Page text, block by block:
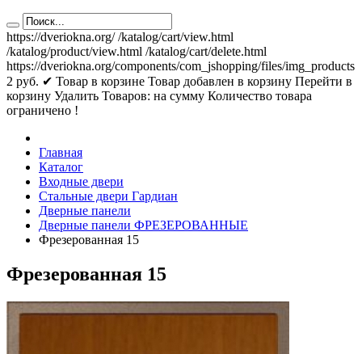
https://dveriokna.org/ /katalog/cart/view.html
/katalog/product/view.html /katalog/cart/delete.html
https://dveriokna.org/components/com_jshopping/files/img_products
2 руб. ✔ Товар в корзине Товар добавлен в корзину Перейти в
корзину Удалить Товаров: на сумму Количество товара
ограничено !
Главная
Каталог
Входные двери
Стальные двери Гардиан
Дверные панели
Дверные панели ФРЕЗЕРОВАННЫЕ
Фрезерованная 15
Фрезерованная 15